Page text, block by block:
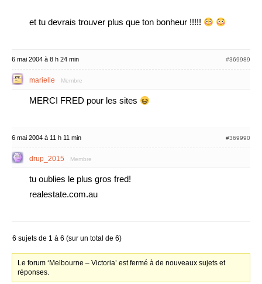
et tu devrais trouver plus que ton bonheur !!!!!
6 mai 2004 à 8 h 24 min #369989
marielle Membre
MERCI FRED pour les sites
6 mai 2004 à 11 h 11 min #369990
drup_2015 Membre
tu oublies le plus gros fred!
realestate.com.au
6 sujets de 1 à 6 (sur un total de 6)
Le forum ‘Melbourne – Victoria’ est fermé à de nouveaux sujets et
réponses.